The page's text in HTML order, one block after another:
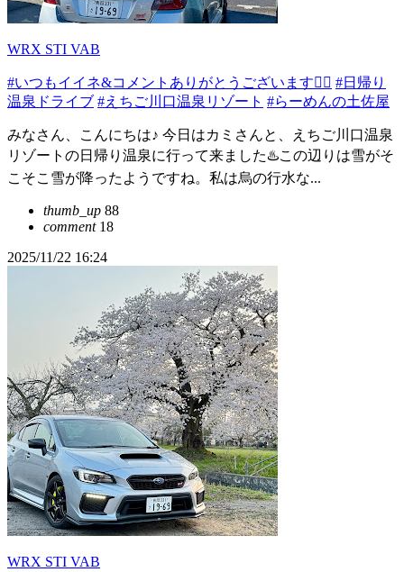
WRX STI VAB
#いつもイイネ&コメントありがとうございます🙇‍♂️ #日帰り
温泉ドライブ #えちご川口温泉リゾート #らーめんの土佐屋
みなさん、こんにちは♪ 今日はカミさんと、えちご川口温泉
リゾートの日帰り温泉に行って来ました♨️この辺りは雪がそ
こそこ雪が降ったようですね。私は烏の行水な...
thumb_up 88
comment18
2025/11/22 16:24
WRX STI VAB